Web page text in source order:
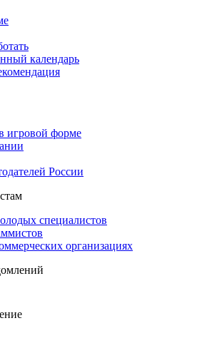
календарь
игровой форме
России
специалистов
организациях